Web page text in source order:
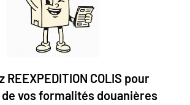
REEXPEDITION COLIS pour
vos formalités douanières